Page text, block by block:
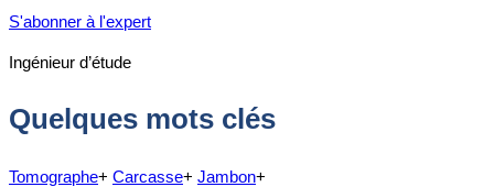
S'abonner à l'expert
Ingénieur d’étude
Quelques mots clés
Tomographe+ Carcasse+ Jambon+